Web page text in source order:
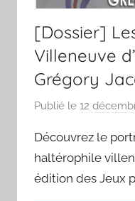
[Dossier]
Villeneuve
Grégory
Publié le 12
Découvrez le
haltérophile
édition des Jeux